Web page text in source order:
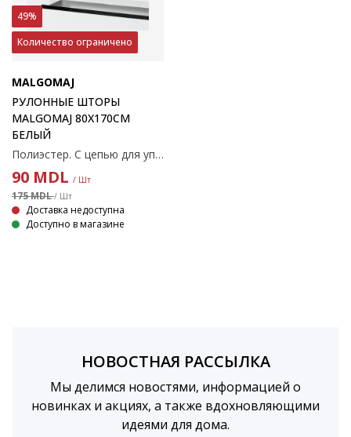
49%
Количество ограничено
MALGOMAJ
РУЛОННЫЕ ШТОРЫ
MALGOMAJ 80X170СМ
БЕЛЫЙ
Полиэстер. С цепью для управления. Ширину можно обрезать. 80x170 см
90 MDL / Шт
175 MDL/ Шт
Доставка недоступна
Доступно в магазине
НОВОСТНАЯ РАССЫЛКА
Мы делимся новостями, информацией о
новинках и акциях, а также вдохновляющими
идеями для дома.